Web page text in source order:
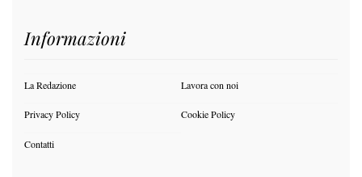
Informazioni
La Redazione Lavora con noi
Privacy Policy Cookie Policy
Contatti